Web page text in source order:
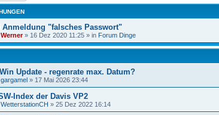
Anmeldung "falsches Passwort"
Werner» 16 Dez 2020 11:25 » in Forum Dinge
Update - regenrate max. Datum?
gargamel » 17 Mai 2026 23:44
Index der Davis VP2
WetterstationCH » 25 Dez 2022 16:14